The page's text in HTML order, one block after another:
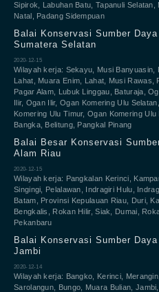
Sipirok, Labuhan Batu, Tapanuli Selatan,
Natal, Padang Sidempuan
Balai Konservasi Sumber Daya
Sumatera Selatan
2020-12-15
Wilayah kerja: Sekayu, Musi Banyuasin,
Lahat, Muara Enim, Lahat, Musi Rawas,
Pagar Alam, Lubuk Linggau, Baturaja,
Ilir, Ogan Ilir, Ogan Komering Ulu
Komering Ulu Timur, Ogan Komering Ulu
Bangka, Belitung, Pangkal Pinang
Balai Besar Konservasi
Alam Riau
2020-12-15
Wilayah kerja: Pangkalan Kerinci,
Singingi, Pelalawan, Indragiri Hulu,
Batam, Provinsi Kepulauan Riau, Duri,
Bengkalis, Rokan Hilir, Siak, Dumai,
Pekanbaru
Balai Konservasi Sumber Daya
Jambi
2020-12-14
Wilayah kerja: Bangko, Kerinci, Merangin,
Sarolangun, Bungo, Muara Bulian,